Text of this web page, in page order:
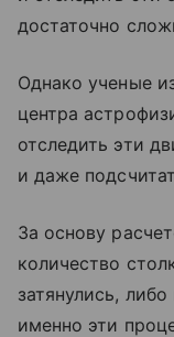
достаточно
Однако ученые
центра
отследить эти
и даже
За основу
количество
затянулись,
именно эти